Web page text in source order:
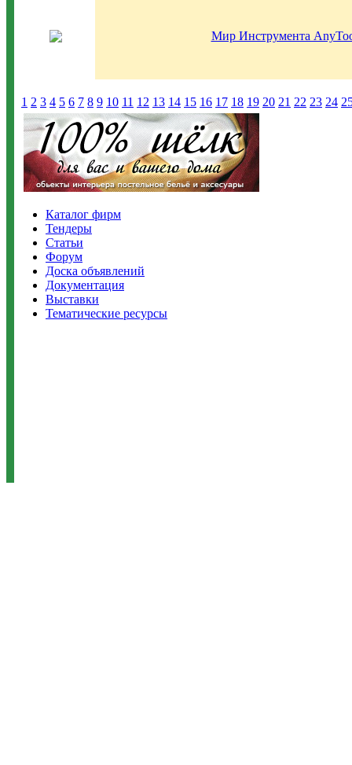
Мир Инструмента
1 2 3 4 5 6 7 8 9 10 11 12 13 14 15 16 17 18 19 20 21 22 23 24
Каталог фирм
Тендеры
Статьи
Форум
Доска объявлений
Документация
Выставки
Тематические ресурсы